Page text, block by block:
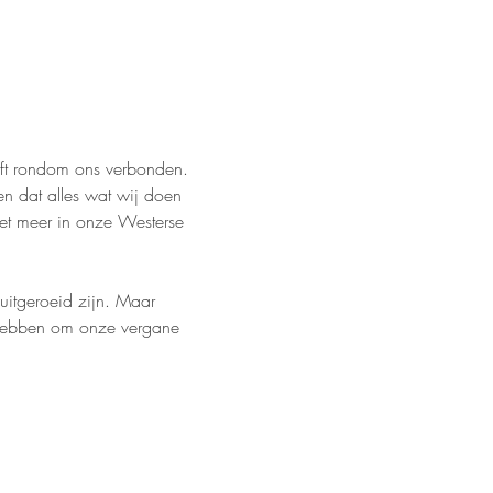
rondom ons verbonden.
dat alles wat wij doen
meer in onze Westerse
zijn. Maar
om onze vergane